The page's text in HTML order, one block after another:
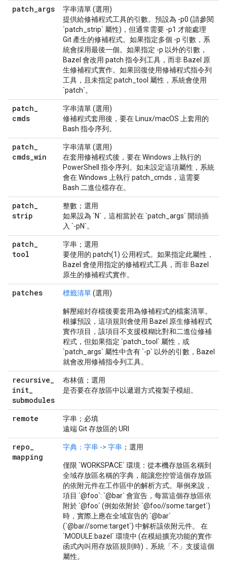
patch_args
字串清單 (選用)
提供給修補程式工具的引數。預設為 -p0 (請參閱
`patch_strip` 屬性)，但通常需要 -p1 才能處理
Git 產生的修補程式。如果指定多個 -p 引數，系
統會採用最後一個。如果指定 -p 以外的引數，
Bazel 會改用 patch 指令列工具，而非 Bazel 原
生修補程式實作。如果回復使用修補程式指令列
工具，且未指定 patch_tool 屬性，系統會使用
`patch`。
patch_
cmds
字串清單 (選用)
修補程式套用後，要在 Linux/macOS 上套用的
Bash 指令序列。
patch_
cmds_win
字串清單 (選用)
在套用修補程式後，要在 Windows 上執行的
PowerShell 指令序列。如未設定這項屬性，系統
會在 Windows 上執行 patch_cmds，這需要
Bash 二進位檔存在。
patch_
strip
整數；選用
如果設為 `N`，這相當於在 `patch_args` 開頭插
入 `-pN`。
patch_
tool
字串；選用
要使用的 patch(1) 公用程式。如果指定此屬性，
Bazel 會使用指定的修補程式工具，而非 Bazel
原生的修補程式實作。
patches 標籤清單(選用)
解壓縮封存檔後要套用為修補程式的檔案清單。
根據預設，這項規則會使用 Bazel 原生修補程式
實作項目，該項目不支援模糊比對和二進位修補
程式，但如果指定 `patch_tool` 屬性，或
`patch_args` 屬性中含有 `-p` 以外的引數，Bazel
就會改用修補指令列工具。
recursive_
init_
submodules
布林值；選用
是否要在存放區中以遞迴方式複製子模組。
remote
字串；必填
遠端 Git 存放區的 URI
repo_
mapping
字典：字串 -> 字串 ；選用
僅限 `WORKSPACE` 環境：從本機存放區名稱到
全域存放區名稱的字典，能讓您控管這個存放區
的依附元件在工作區中的解析方式。舉例來說，
項目 `@foo`: `@bar` 會宣告，每當這個存放區依
附於 `@foo` (例如依附於 `@foo//some:target`)
時，實際上應在全域宣告的 `@bar`
(`@bar//some:target`) 中解析該依附元件。 在
`MODULE.bazel` 環境中 (在模組擴充功能的實作
函式內叫用存放區規則時)，系統「不」支援這個
屬性。